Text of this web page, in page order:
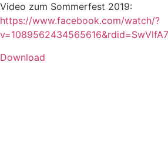
Video zum Sommerfest 2019:
https://www.facebook.com/watch/?
Download